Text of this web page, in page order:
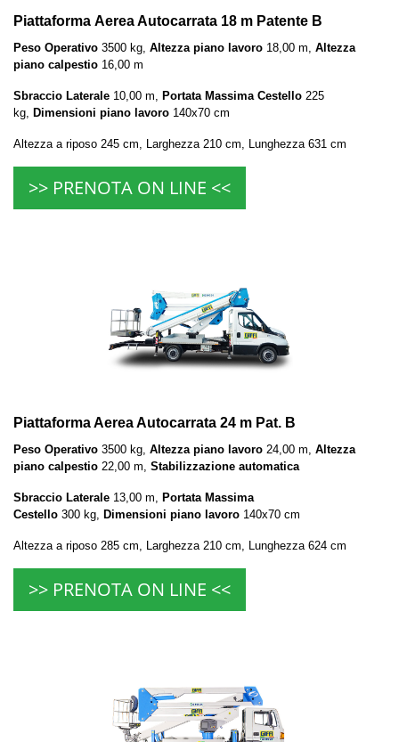
Piattaforma Aerea Autocarrata 18 m Patente B
Peso Operativo 3500 kg, Altezza piano lavoro 18,00 m, Altezza
piano calpestio 16,00 m
Sbraccio Laterale 10,00 m, Portata Massima Cestello 225
kg, Dimensioni piano lavoro 140x70 cm
Altezza a riposo 245 cm, Larghezza 210 cm, Lunghezza 631 cm
>> PRENOTA ON LINE <<
Piattaforma Aerea Autocarrata 24 m Pat. B
Peso Operativo 3500 kg, Altezza piano lavoro 24,00 m, Altezza
piano calpestio 22,00 m, Stabilizzazione automatica
Sbraccio Laterale 13,00 m, Portata Massima
Cestello 300 kg, Dimensioni piano lavoro 140x70 cm
Altezza a riposo 285 cm, Larghezza 210 cm, Lunghezza 624 cm
>> PRENOTA ON LINE <<